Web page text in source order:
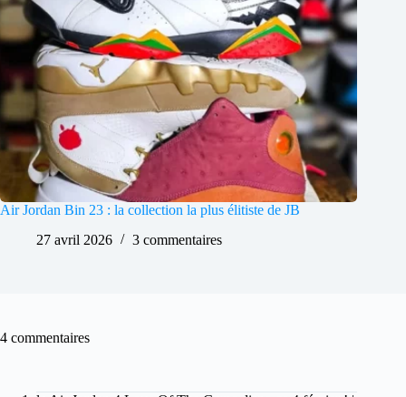
Air Jordan Bin 23 : la collection la plus élitiste de JB
27 avril 2026
3 commentaires
4 commentaires